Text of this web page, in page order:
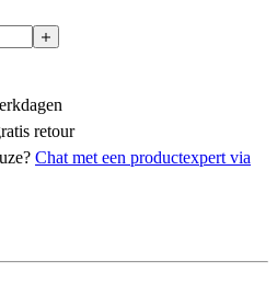
retour
Chat met een productexpert via